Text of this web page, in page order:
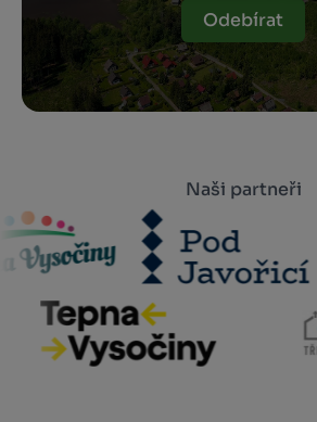
Odebírat
Naši partneři